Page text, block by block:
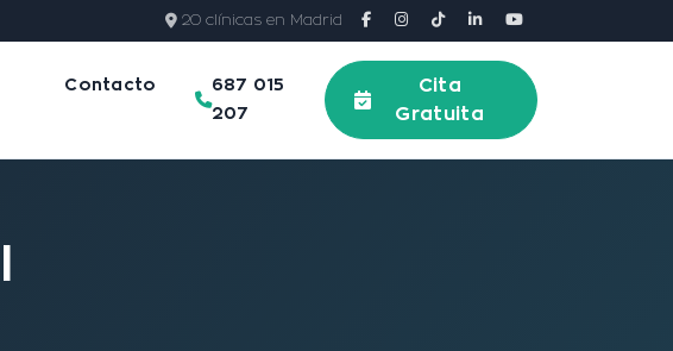
20 clínicas en Madrid
Contacto
687 015
207
Cita
Gratuita